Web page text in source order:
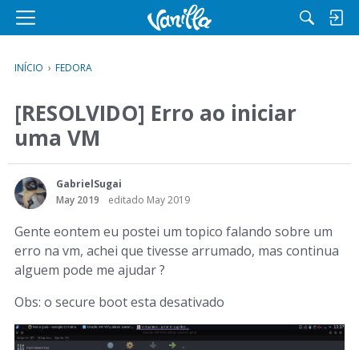
M
n
u
INÍCIO › FEDORA
[RESOLVIDO] Erro ao iniciar
uma VM
GabrielSugai
May 2019
editado May 2019
Gente eontem eu postei um topico falando sobre um
erro na vm, achei que tivesse arrumado, mas continua
alguem pode me ajudar ?
Obs: o secure boot esta desativado